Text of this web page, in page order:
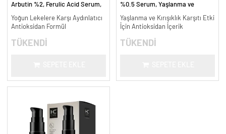
Arbutin %2, Ferulic Acid Serum,
ml.
Yoğun Lekelere Karşı Aydınlatıcı
Antioksidan Formül
TÜKENDİ
%0.5 Serum, Yaşlanma ve
Yaşlanma ve Kırışıklık Karşıtı Etki
İçin Antioksidan İçerik
TÜKENDİ